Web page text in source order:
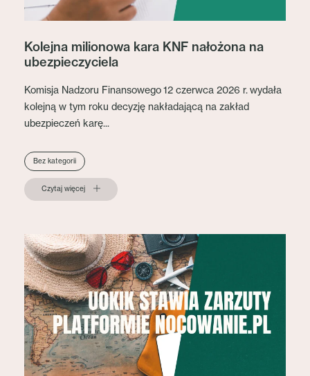
Kolejna milionowa kara KNF nałożona na
ubezpieczyciela
Komisja Nadzoru Finansowego 12 czerwca 2026 r. wydała
kolejną w tym roku decyzję nakładającą na zakład
ubezpieczeń karę...
Bez kategorii
Czytaj więcej